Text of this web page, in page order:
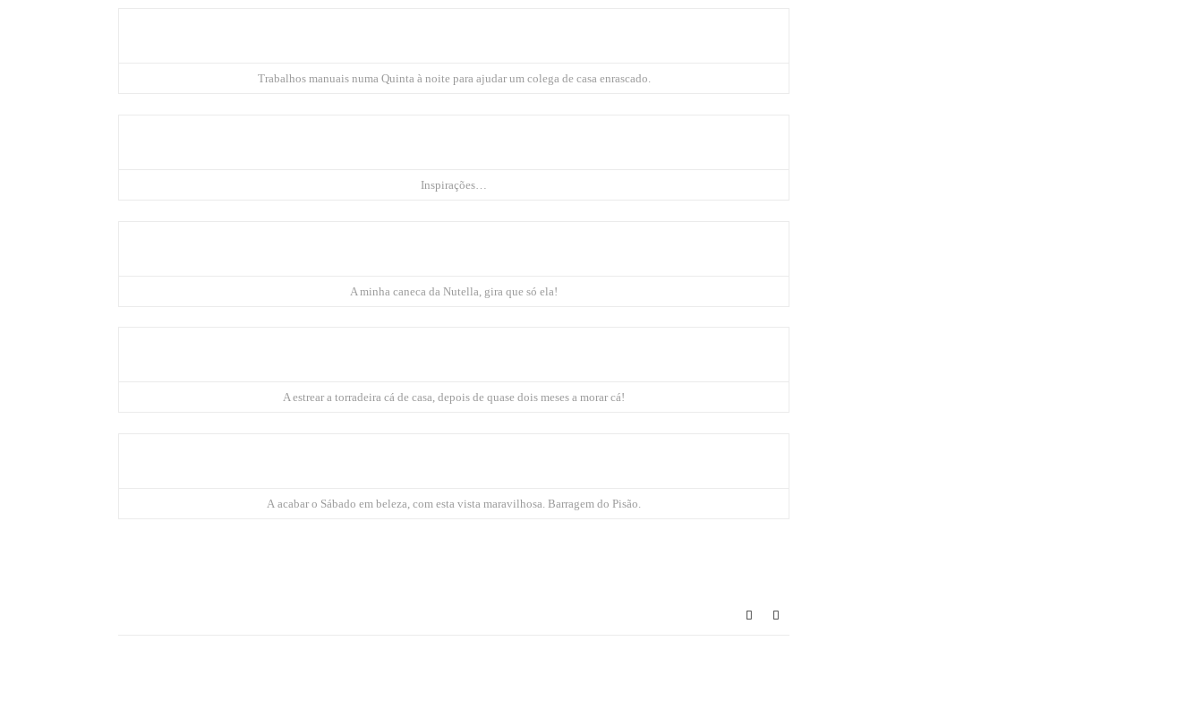
Trabalhos manuais numa Quinta à noite para ajudar um colega de casa enrascado.
Inspirações…
A minha caneca da Nutella, gira que só ela!
A estrear a torradeira cá de casa, depois de quase dois meses a morar cá!
A acabar o Sábado em beleza, com esta vista maravilhosa. Barragem do Pisão.